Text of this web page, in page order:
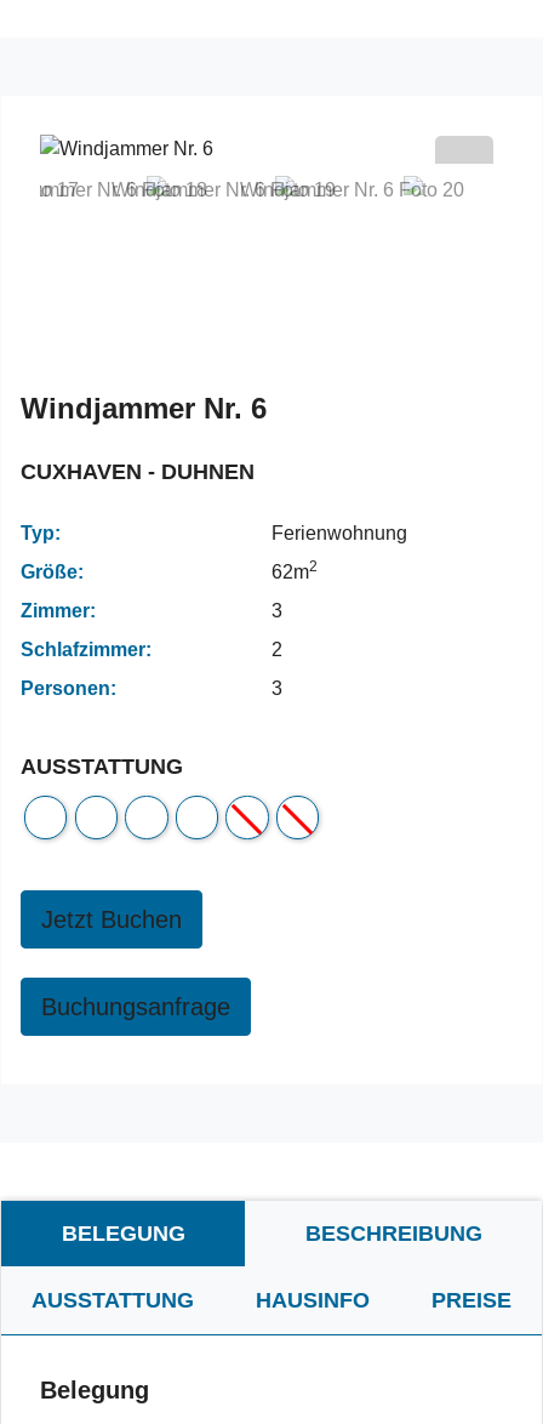
Windjammer Nr. 6
CUXHAVEN - DUHNEN
Typ:
Ferienwohnung
Größe:
62m2
Zimmer:
3
Schlafzimmer:
2
Personen:
3
AUSSTATTUNG
Jetzt Buchen
Buchungsanfrage
BELEGUNG BESCHREIBUNG
AUSSTATTUNG HAUSINFO PREISE
Belegung